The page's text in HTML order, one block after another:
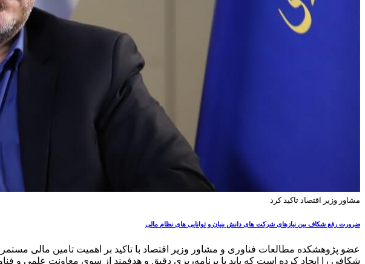
مشاور وزیر اقتصاد تاکید کرد
ضرورت رفع شکاف بین نیازهای شرکت های دانش بنیان و توانایی های نظام مالی
عضو پژوهشکده مطالعات فناوری و مشاور وزیر اقتصاد با تاکید بر اهمیت تامین مالی
شکافی را ایجاد کرده است که باید با برنامه‌ریزی دقیق و هدفمند از سوی معاونت علمی و